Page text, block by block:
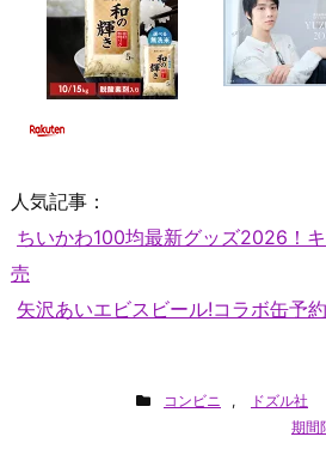
人気記事：
ちいかわ100均最新グッズ2026！
売
矢沢あいエビスビール!コラボ缶予
コンビニ , ドズル社
期間